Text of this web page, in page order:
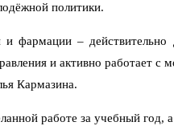
политики.
фармации –
и активно работает
Кармазина.
работе за учебный год,